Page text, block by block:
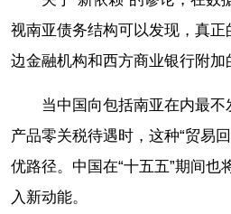
视南亚债务结构可以发现，真正
边金融机构和西方商业银行附加
当中国向包括南亚在内最不
产品零关税待遇时，这种“贸易
优路径。中国在“十五五”期间也
入新动能。